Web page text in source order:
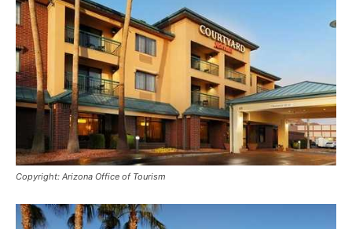
Reiseempfehlungen.
Copyright: Arizona Office of Tourism